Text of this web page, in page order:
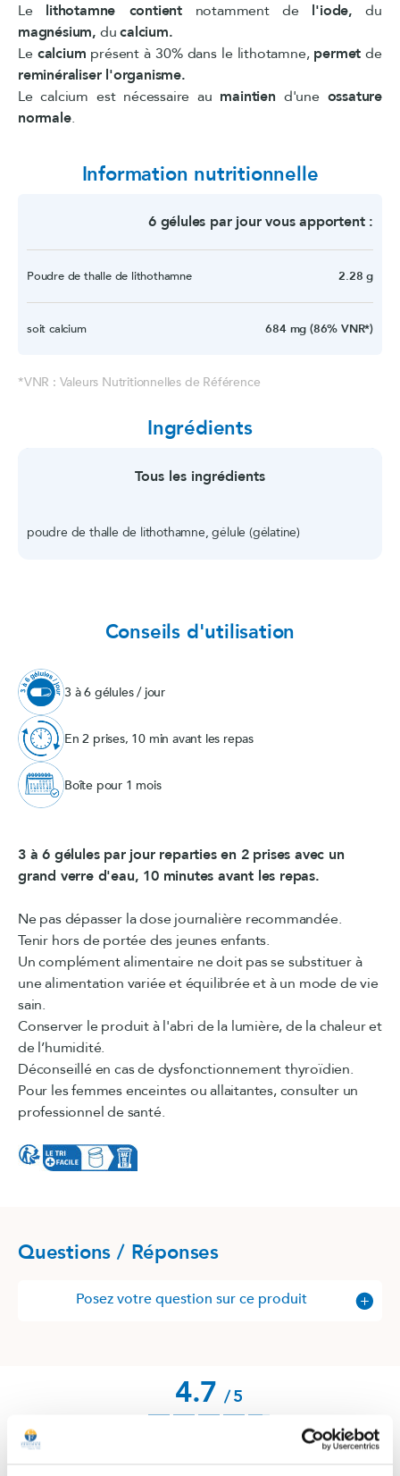
Le lithotamne contient notamment de l'iode, du
magnésium, ducalcium.
Le calcium présent à 30% dans le lithotamne, permet de
reminéraliser l'organisme.
Le calcium est nécessaire au maintien d'une ossature
normale.
Information nutritionnelle
6 gélules par jour vous apportent :
Poudre de thalle de lithothamne 2.28 g
soit calcium 684 mg (86% VNR*)
*VNR : Valeurs Nutritionnelles de Référence
Ingrédients
Tous les ingrédients
poudre de thalle de lithothamne, gélule (gélatine)
Conseils d'utilisation
3 à 6 gélules / jour
En 2 prises, 10 min avant les repas
Boîte pour 1 mois
3 à 6 gélules par jour reparties en 2 prises avec un
grand verre d'eau, 10 minutes avant les repas.
Ne pas dépasser la dose journalière recommandée.
Tenir hors de portée des jeunes enfants.
Un complément alimentaire ne doit pas se substituer à
une alimentation variée et équilibrée et à un mode de vie
sain.
Conserver le produit à l'abri de la lumière, de la chaleur et
de l’humidité.
Déconseillé en cas de dysfonctionnement thyroïdien.
Pour les femmes enceintes ou allaitantes, consulter un
professionnel de santé.
Questions / Réponses
Posez votre question sur ce produit
4.7/5